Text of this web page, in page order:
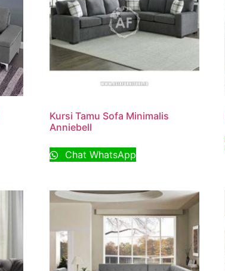
Kursi Tamu Sofa Minimalis
Anniebell
Chat WhatsApp